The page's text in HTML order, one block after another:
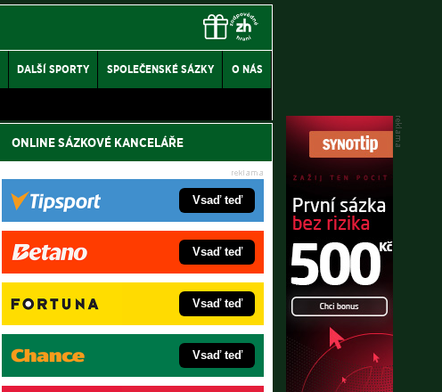
DALŠÍ SPORTY SPOLEČENSKÉ SÁZKY O NÁS
ONLINE SÁZKOVÉ KANCELÁŘE
Vsaď teď
Vsaď teď
Vsaď teď
Vsaď teď